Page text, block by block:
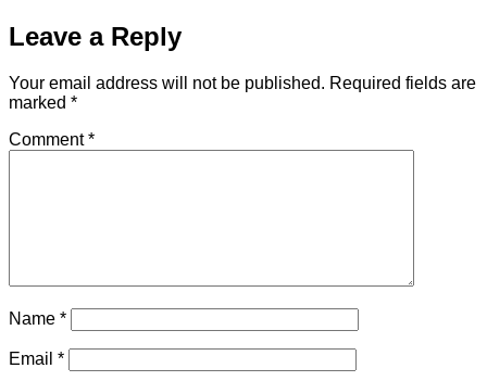
Leave a Reply
Your email address will not be published. Required fields are
marked *
Comment*
Name *
Email *